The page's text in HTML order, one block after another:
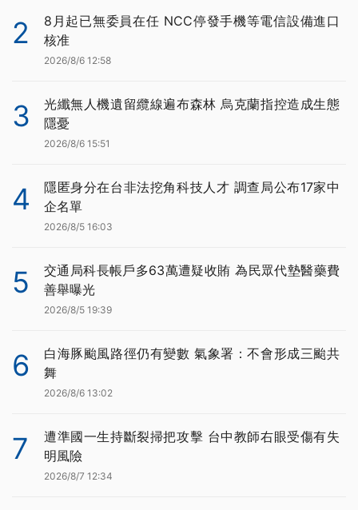
2
8月起已無委員在任 NCC停發手機等電信設備進口
核准
2026/8/6 12:58
3
光纖無人機遺留纜線遍布森林 烏克蘭指控造成生態
隱憂
2026/8/6 15:51
4
隱匿身分在台非法挖角科技人才 調查局公布17家中
企名單
2026/8/5 16:03
5
交通局科長帳戶多63萬遭疑收賄 為民眾代墊醫藥費
善舉曝光
2026/8/5 19:39
6
白海豚颱風路徑仍有變數 氣象署：不會形成三颱共
舞
2026/8/6 13:02
7
遭準國一生持斷裂掃把攻擊 台中教師右眼受傷有失
明風險
2026/8/7 12:34